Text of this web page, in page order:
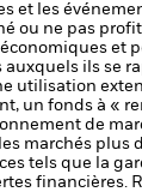
et les
ou ne pas
et
ils se
utilisation
un fonds à «
de
marchés plus
tels que la
financières.